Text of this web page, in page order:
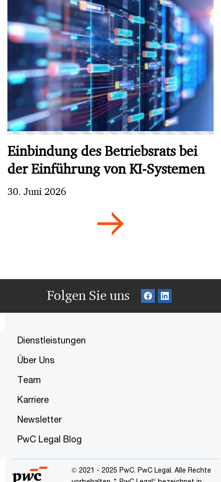
Einbindung des Betriebsrats bei
der Einführung von KI-Systemen
30. Juni 2026
Folgen Sie uns
Dienstleistungen
Über Uns
Team
Karriere
Newsletter
PwC Legal Blog
© 2021 - 2025 PwC. PwC Legal. Alle Rechte